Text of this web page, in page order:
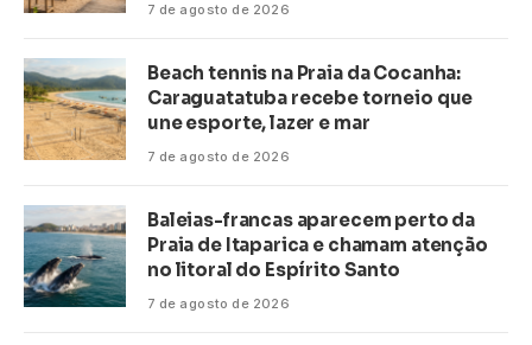
7 de agosto de 2026
Beach tennis na Praia da Cocanha:
Caraguatatuba recebe torneio que
une esporte, lazer e mar
7 de agosto de 2026
Baleias-francas aparecem perto da
Praia de Itaparica e chamam atenção
no litoral do Espírito Santo
7 de agosto de 2026